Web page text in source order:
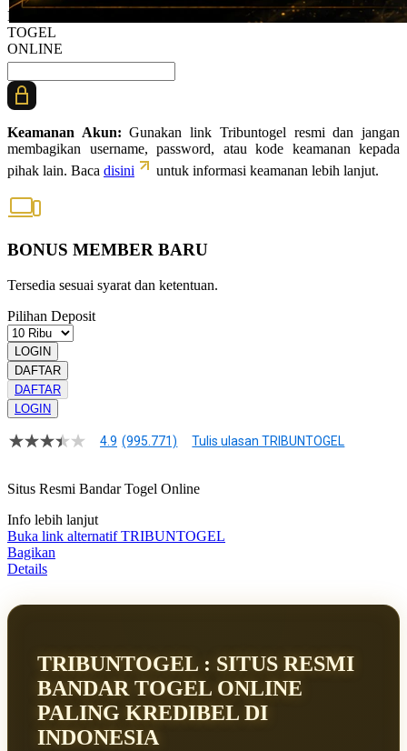
BANDAR
TOGEL
ONLINE
Keamanan Akun: Gunakan link Tribuntogel resmi dan jangan
membagikan username, password, atau kode keamanan kepada
pihak lain. Baca disini untuk informasi keamanan lebih lanjut.
BONUS MEMBER BARU
Tersedia sesuai syarat dan ketentuan.
Pilihan Deposit
LOGIN
DAFTAR
DAFTAR
LOGIN
4.9
bintang,
rating
rata-
rata.
Baca
ulasan
Tautan
4.9 (995.771) Tulis ulasan TRIBUNTOGEL
Situs Resmi Bandar Togel Online
Info lebih lanjut
Buka link alternatif TRIBUNTOGEL
Bagikan
Details
TRIBUNTOGEL : SITUS RESMI
BANDAR TOGEL ONLINE
PALING KREDIBEL DI
INDONESIA